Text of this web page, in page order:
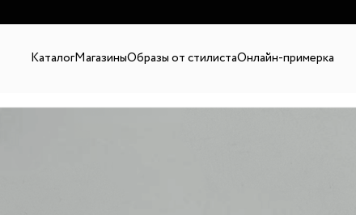
КаталогМагазиныОбразы от стилистаОнлайн-примерка